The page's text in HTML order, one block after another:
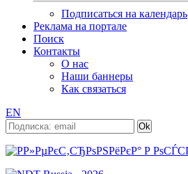
Подписаться на календарь
Реклама на портале
Поиск
Контакты
О нас
Наши баннеры
Как связаться
EN